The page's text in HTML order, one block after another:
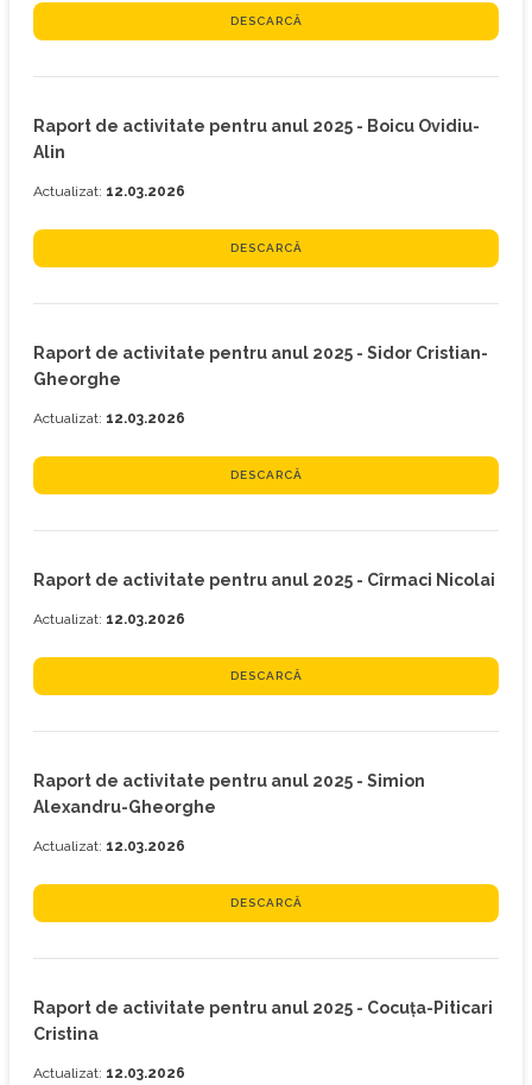
DESCARCĂ
Raport de activitate pentru anul 2025 - Boicu Ovidiu-
Alin
Actualizat: 12.03.2026
DESCARCĂ
Raport de activitate pentru anul 2025 - Sidor Cristian-
Gheorghe
Actualizat: 12.03.2026
DESCARCĂ
Raport de activitate pentru anul 2025 - Cîrmaci Nicolai
Actualizat: 12.03.2026
DESCARCĂ
Raport de activitate pentru anul 2025 - Simion
Alexandru-Gheorghe
Actualizat: 12.03.2026
DESCARCĂ
Raport de activitate pentru anul 2025 - Cocuța-Piticari
Cristina
Actualizat: 12.03.2026